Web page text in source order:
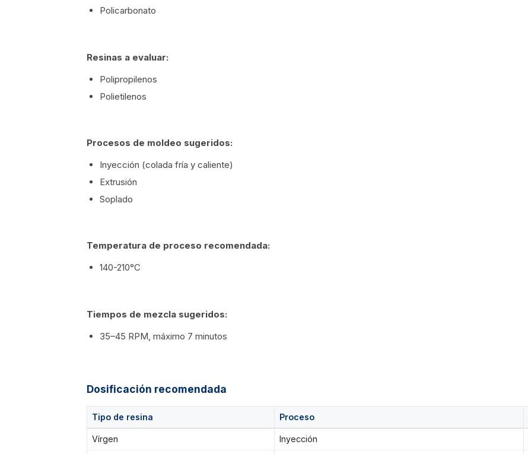
Policarbonato
Resinas a evaluar:
Polipropilenos
Polietilenos
Procesos de moldeo sugeridos:
Inyección (colada fría y caliente)
Extrusión
Soplado
Temperatura de proceso recomendada:
140-210°C
Tiempos de mezcla sugeridos:
35–45 RPM, máximo 7 minutos
Dosificación recomendada
Tipo de resina Proceso
Vírgen Inyección